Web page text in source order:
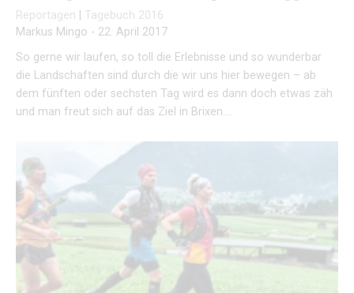
Reportagen
Tagebuch 2016
Markus Mingo - 22. April 2017
So gerne wir laufen, so toll die Erlebnisse und so wunderbar
die Landschaften sind durch die wir uns hier bewegen – ab
dem fünften oder sechsten Tag wird es dann doch etwas zäh
und man freut sich auf das Ziel in Brixen….